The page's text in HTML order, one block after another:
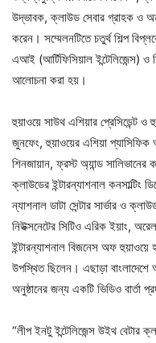
উদ্ভাবক, ক্লাউড সেবার গ্রাহক ও
করেন। সম্মেলনটিতে চতুর্থ শিল্প
এআই (আর্টিফিসিয়াল ইন্টেলিজেন্স)
আলোচনা করা হয়।
হুয়াওয়ে সাউথ এশিয়ার প্রেসিডেন্ট ও
জুনফেং, হুয়াওয়ের এশিয়া প্যাসিফিক
শিনজায়ান, ফ্রস্ট অ্যান্ড সালিভানের
ক্লাউডের ইন্টারন্যাশনাল কনসাল্টিং
ন্যাশনাল ডাটা সেন্টার সার্ভার ও
নিউক্সনেটের সিটিও এরিক ইয়াং,
ইন্টারন্যাশনাল বিজনেস অফ
‍উপস্থিত ছিলেন। এছাড়া বাংলাদেশে
অনুষ্ঠানের জন্য একটি ভিডিও বার্তা
“লীপ ইনটু ইন্টেলিজেন্স উইথ বেটার